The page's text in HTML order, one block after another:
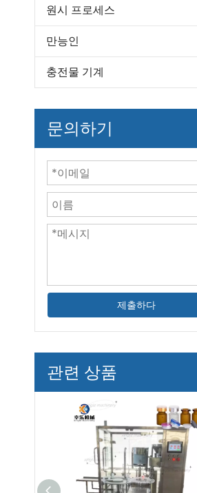
원시 프로세스
만능인
충전물 기계
문의하기
제출하다
관련 상품